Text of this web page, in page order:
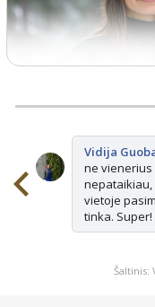
Vidija
ne vienerius
nepataikiau,
vietoje
tinka. Super!
Šaltinis: